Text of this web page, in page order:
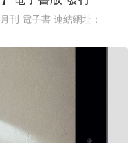
刊 電子書 連結網址：